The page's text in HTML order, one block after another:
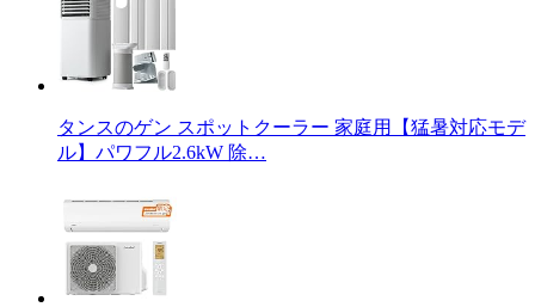
タンスのゲン スポットクーラー 家庭用【猛暑対応モデ
ル】パワフル2.6kW 除…